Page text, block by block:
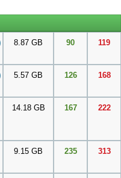
8.87 GB 90 119
5.57 GB 126 168
14.18 GB 167 222
9.15 GB 235 313